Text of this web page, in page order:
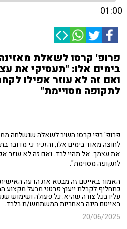
01:00
פרופ' קרסו לשאלת
בימים אלו: "תעסיקי את
ואם זה לא עוזר אפילו
לתקופה מסויימת"
פרופ' רפי קרסו השיב לשאלה שנשלחה
לחוצה מאוד בימים אלו, והזכיר כי מדובר
את עצמך. אל תהיי לבד. ואם זה לא עוזר
לתקופה מסוימת".
האמור באייטם זה מבטא את הדעה
כתחליף לקבלת ייעוץ פרטני מבעל מקצוע
עליו בכל צורה שהיא. כל פעולה ושימוש
באייטם הינה באחריות המשתמש/ת בלבד.
20/06/2025